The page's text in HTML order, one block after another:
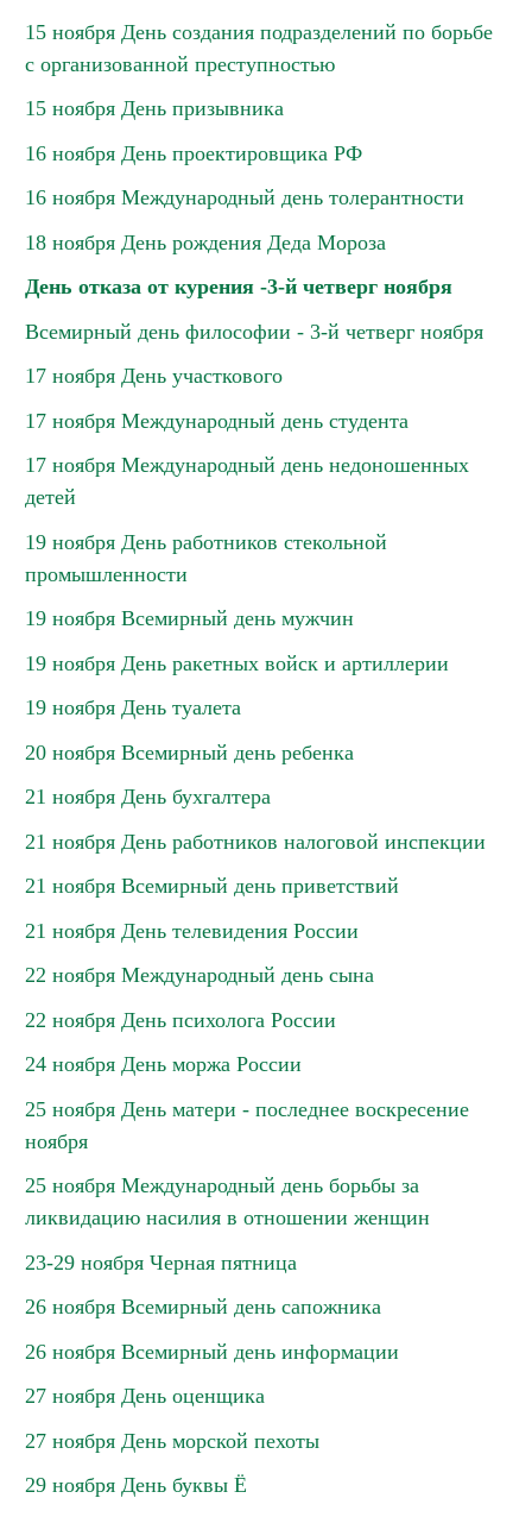
15 ноября День создания подразделений по борьбе
с организованной преступностью
15 ноября День призывника
16 ноября День проектировщика РФ
16 ноября Международный день толерантности
18 ноября День рождения Деда Мороза
День отказа от курения -3-й четверг ноября
Всемирный день философии - 3-й четверг ноября
17 ноября День участкового
17 ноября Международный день студента
17 ноября Международный день недоношенных
детей
19 ноября День работников стекольной
промышленности
19 ноября Всемирный день мужчин
19 ноября День ракетных войск и артиллерии
19 ноября День туалета
20 ноября Всемирный день ребенка
21 ноября День бухгалтера
21 ноября День работников налоговой инспекции
21 ноября Всемирный день приветствий
21 ноября День телевидения России
22 ноября Международный день сына
22 ноября День психолога России
24 ноября День моржа России
25 ноября День матери - последнее воскресение
ноября
25 ноября Международный день борьбы за
ликвидацию насилия в отношении женщин
23-29 ноября Черная пятница
26 ноября Всемирный день сапожника
26 ноября Всемирный день информации
27 ноября День оценщика
27 ноября День морской пехоты
29 ноября День буквы Ё